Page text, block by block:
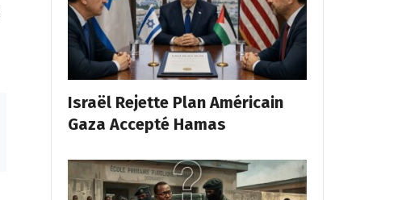
Israël Rejette Plan Américain
Gaza Accepté Hamas